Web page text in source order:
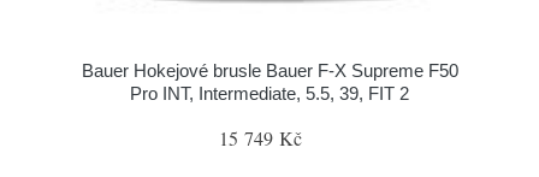
Bauer Hokejové brusle Bauer F-X Supreme F50
Pro INT, Intermediate, 5.5, 39, FIT 2
15 749 Kč